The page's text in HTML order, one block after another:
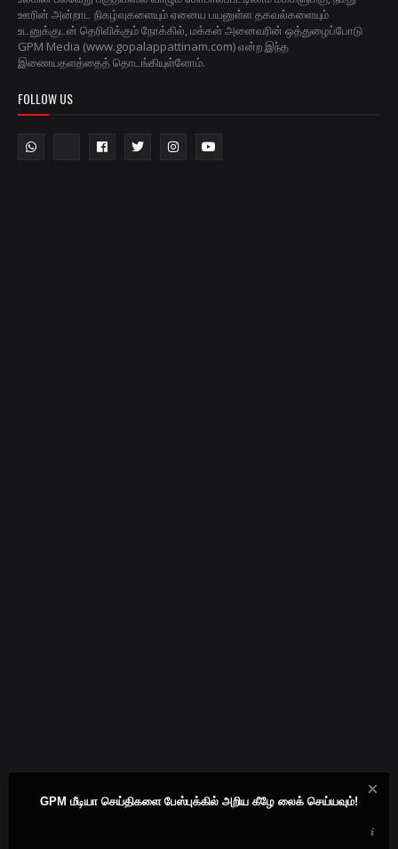
ஊரின் அன்றாட நிகழ்வுகளையும் ஏனைய பயனுள்ள தகவல்களையும்
உடனுக்குடன் தெரிவிக்கும் நோக்கில், மக்கள் அனைவரின் ஒத்துழைப்போடு
GPM Media (www.gopalappattinam.com) என்ற இந்த
இணையதளத்தைத் தொடங்கியுள்ளோம்.
FOLLOW US
GPM மீடியா செய்திகளை பேஸ்புக்கில் அறிய கீழே லைக் செய்யவும்!